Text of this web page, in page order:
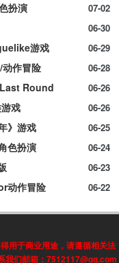
07-02
扮演
06-30
06-29
游戏
06-28
作冒险
06-26
Round
06-26
戏
06-25
》游戏
06-24
色扮演
06-23
06-22
动作冒险
用于商业用途，请遵循相关法
我们邮箱：7512117@qq.com